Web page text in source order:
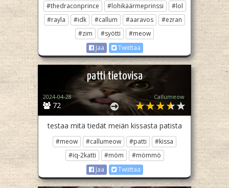
#thedraconprince #lohikäärmeprinssi
#lol
#rayla
#idk #callum #aaravos
#ezran
#zim
#syötti
#meow
Jaa
Twiittaa
patti tietovisa
72
2024-04-28 Callumeow
testaa mitä tiedät meiän kissasta patista
#meow #callumeow #patti
#kissa
#iq-2katti
#möm
#mömmö
Jaa
Twiittaa